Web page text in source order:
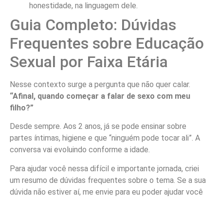
honestidade, na linguagem dele.
Guia Completo: Dúvidas
Frequentes sobre Educação
Sexual por Faixa Etária
Nesse contexto surge a pergunta que não quer calar.
“Afinal, quando começar a falar de sexo com meu
filho?”
Desde sempre. Aos 2 anos, já se pode ensinar sobre
partes íntimas, higiene e que “ninguém pode tocar ali”. A
conversa vai evoluindo conforme a idade.
Para ajudar você nessa difícil e importante jornada, criei
um resumo de dúvidas frequentes sobre o tema. Se a sua
dúvida não estiver aí, me envie para eu poder ajudar você